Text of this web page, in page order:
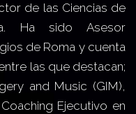
de las Ciencias de
Ha sido Asesor
de Roma y cuenta
las que destacan;
and Music (GIM),
Ejecutivo en